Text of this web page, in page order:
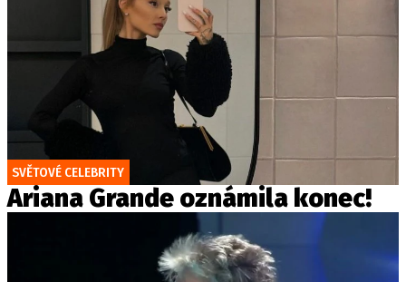
SVĚTOVÉ CELEBRITY
Ariana Grande oznámila konec!